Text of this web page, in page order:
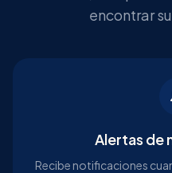
encontrar
Alertas de
Recibe notificaciones